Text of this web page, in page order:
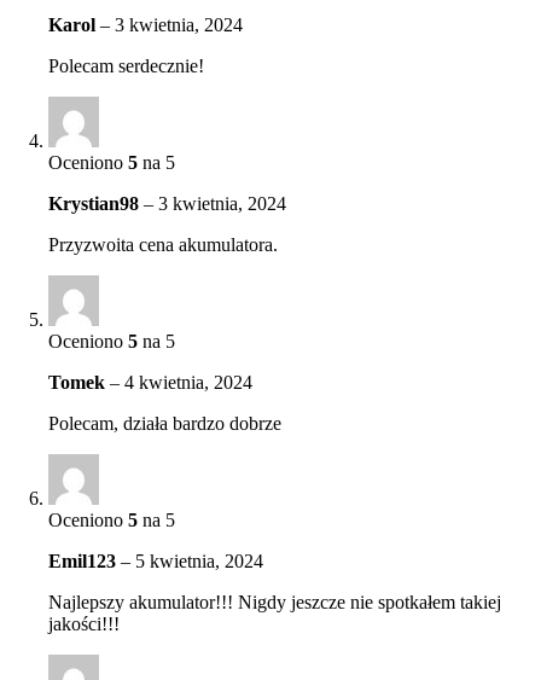
Karol – 3 kwietnia, 2024
Polecam serdecznie!
Oceniono 5 na 5
Krystian98 – 3 kwietnia, 2024
Przyzwoita cena akumulatora.
Oceniono 5 na 5
Tomek – 4 kwietnia, 2024
Polecam, działa bardzo dobrze
Oceniono 5 na 5
Emil123 – 5 kwietnia, 2024
Najlepszy akumulator!!! Nigdy jeszcze nie spotkałem takiej
jakości!!!